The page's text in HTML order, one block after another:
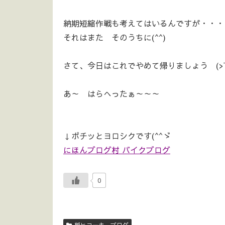
納期短縮作戦も考えてはいるんですが・・・
それはまた そのうちに(^^)
さて、今日はこれでやめて帰りましょう (>
あ～ はらへったぁ～～～
↓ポチッとヨロシクです(^^ゞ
にほんブログ村 バイクブログ
0